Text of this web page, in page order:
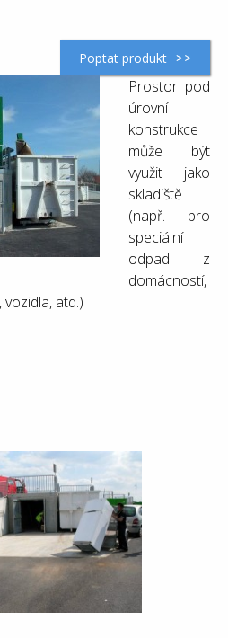
Poptat produkt
Prostor pod
úrovní
konstrukce
může být
využit jako
skladiště
(např. pro
speciální
odpad z
domácností,
atd.)